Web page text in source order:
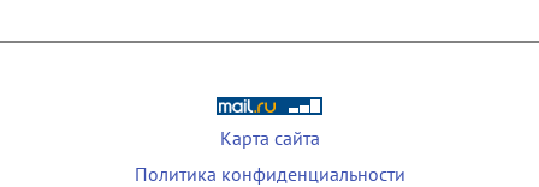
Карта сайта
Политика конфиденциальности